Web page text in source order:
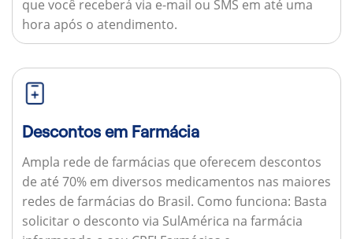
que você receberá via e-mail ou SMS em até uma
hora após o atendimento.
Descontos em Farmácia
Ampla rede de farmácias que oferecem descontos
de até 70% em diversos medicamentos nas maiores
redes de farmácias do Brasil. Como funciona: Basta
solicitar o desconto via SulAmérica na farmácia